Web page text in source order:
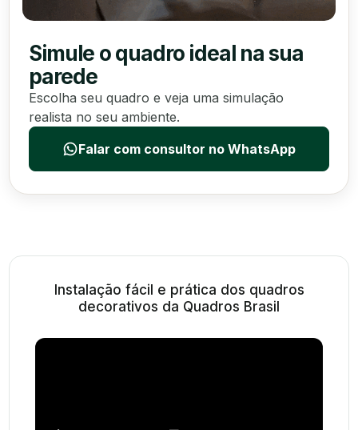
Simule o quadro ideal na sua
parede
Escolha seu quadro e veja uma simulação
realista no seu ambiente.
Falar com consultor no WhatsApp
Instalação fácil e prática dos quadros
decorativos da Quadros Brasil